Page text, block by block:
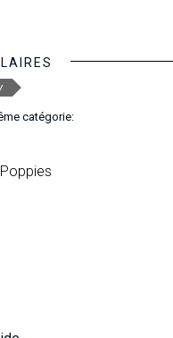
catégorie: